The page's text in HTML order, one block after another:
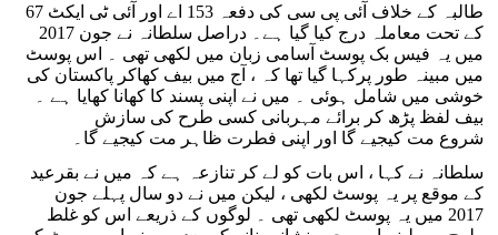
طالبہ کے خلاف آئی پی سی کی دفعہ 153 اے اور آئی ٹی ایکٹ 67
کے تحت معاملہ درج کیا گیا ہے۔ دراصل سلطانہ نے جون 2017
میں یہ فیس بک پوسٹ آسامی زبان میں لکھی تھی ۔ اس پوسٹ
میں مبینہ طور پرکہا گیا تھا کہ ، آج میں بیف کھاکر پاکستان کی
خوشی میں شامل ہوئی ۔ میں نے اپنی پسند کا کھانا کھایا ہے ۔
بیف لفظ پڑھ کر برائے مہربانی کسی طرح کی سازش
شروع مت کیجیے گا اور اپنی فطرت ظاہر مت کیجیے گا۔
سلطانہ نے کہا ، اس بات کو لے کر تنازعہ ہے کہ میں نے بقرعید
کے موقع پر یہ پوسٹ لکھی ، لیکن میں نے دو سال پہلے جون
2017 میں یہ پوسٹ لکھی تھی ۔ لوگوں کے ذریعے اس کو غلط